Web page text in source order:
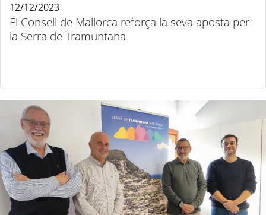
El Consell de Mallorca reforça la seva aposta per
la Serra de Tramuntana
12/12/2023